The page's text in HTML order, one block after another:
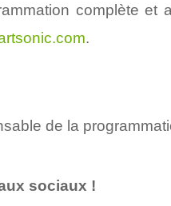
complète et
.
de la
sociaux !